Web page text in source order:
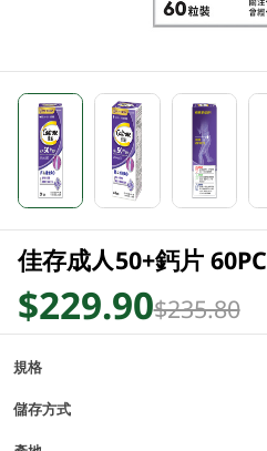
佳存成人50+鈣片 60PC
$229.90$235.80
規格
儲存方式